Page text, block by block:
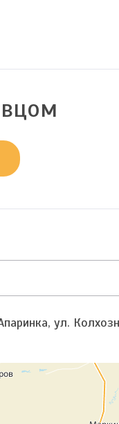
ул.